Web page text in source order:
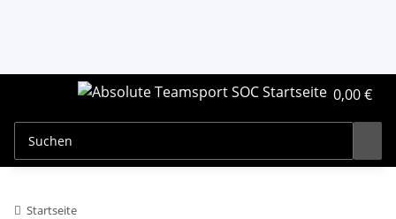
0,00 €
Startseite